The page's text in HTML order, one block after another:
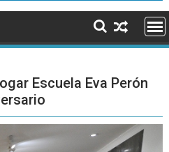
Escuela Eva Perón